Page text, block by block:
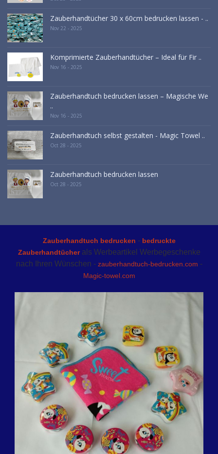
Zauberhandtücher 30 x 60cm bedrucken lassen - ..
Nov 22 - 2025
Komprimierte Zauberhandtücher – Ideal für Fir ..
Nov 16 - 2025
Zauberhandtuch bedrucken lassen – Magische We
..
Nov 16 - 2025
Zauberhandtuch selbst gestalten - Magic Towel ..
Oct 28 - 2025
Zauberhandtuch bedrucken lassen
Oct 28 - 2025
Zauberhandtuch bedrucken - bedruckte
Zauberhandtücherals Werbeartikel Werbegeschenke
nach Ihren Wünschen - zauberhandtuch-bedrucken.com -
Magic-towel.com